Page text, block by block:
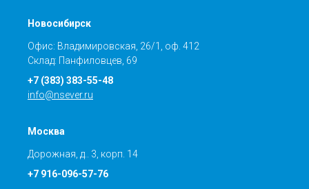
Новосибирск
Офис: Владимировская, 26/1, оф. 412
Склад: Панфиловцев, 69
+7 (383) 383-55-48
info@nsever.ru
Москва
Дорожная, д.. 3, корп. 14
+7 916-096-57-76